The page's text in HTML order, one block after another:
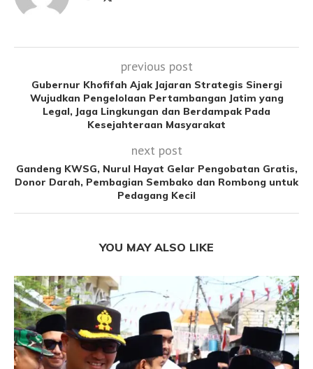
previous post
Gubernur Khofifah Ajak Jajaran Strategis Sinergi
Wujudkan Pengelolaan Pertambangan Jatim yang
Legal, Jaga Lingkungan dan Berdampak Pada
Kesejahteraan Masyarakat
next post
Gandeng KWSG, Nurul Hayat Gelar Pengobatan Gratis,
Donor Darah, Pembagian Sembako dan Rombong untuk
Pedagang Kecil
YOU MAY ALSO LIKE